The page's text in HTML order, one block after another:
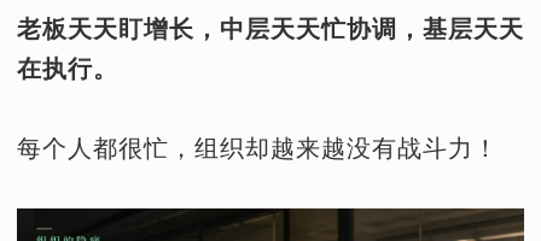
老板天天盯增长，中层天天忙协调，基层天天
在执行。
每个人都很忙，组织却越来越没有战斗力！